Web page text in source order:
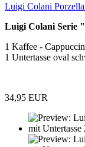
Luigi Colani
Luigi Colani Serie
1 Kaffee -
1 Untertasse oval
34,95 EUR